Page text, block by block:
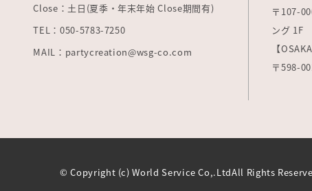
Close：土日(夏季・年末年始 Close期間有)
TEL：050-5783-7250
MAIL：partycreation@wsg-co.com
〒107-
ング 1F
【OSAKA
〒598-
© Copyright (c) World Service Co,.LtdAll Rights